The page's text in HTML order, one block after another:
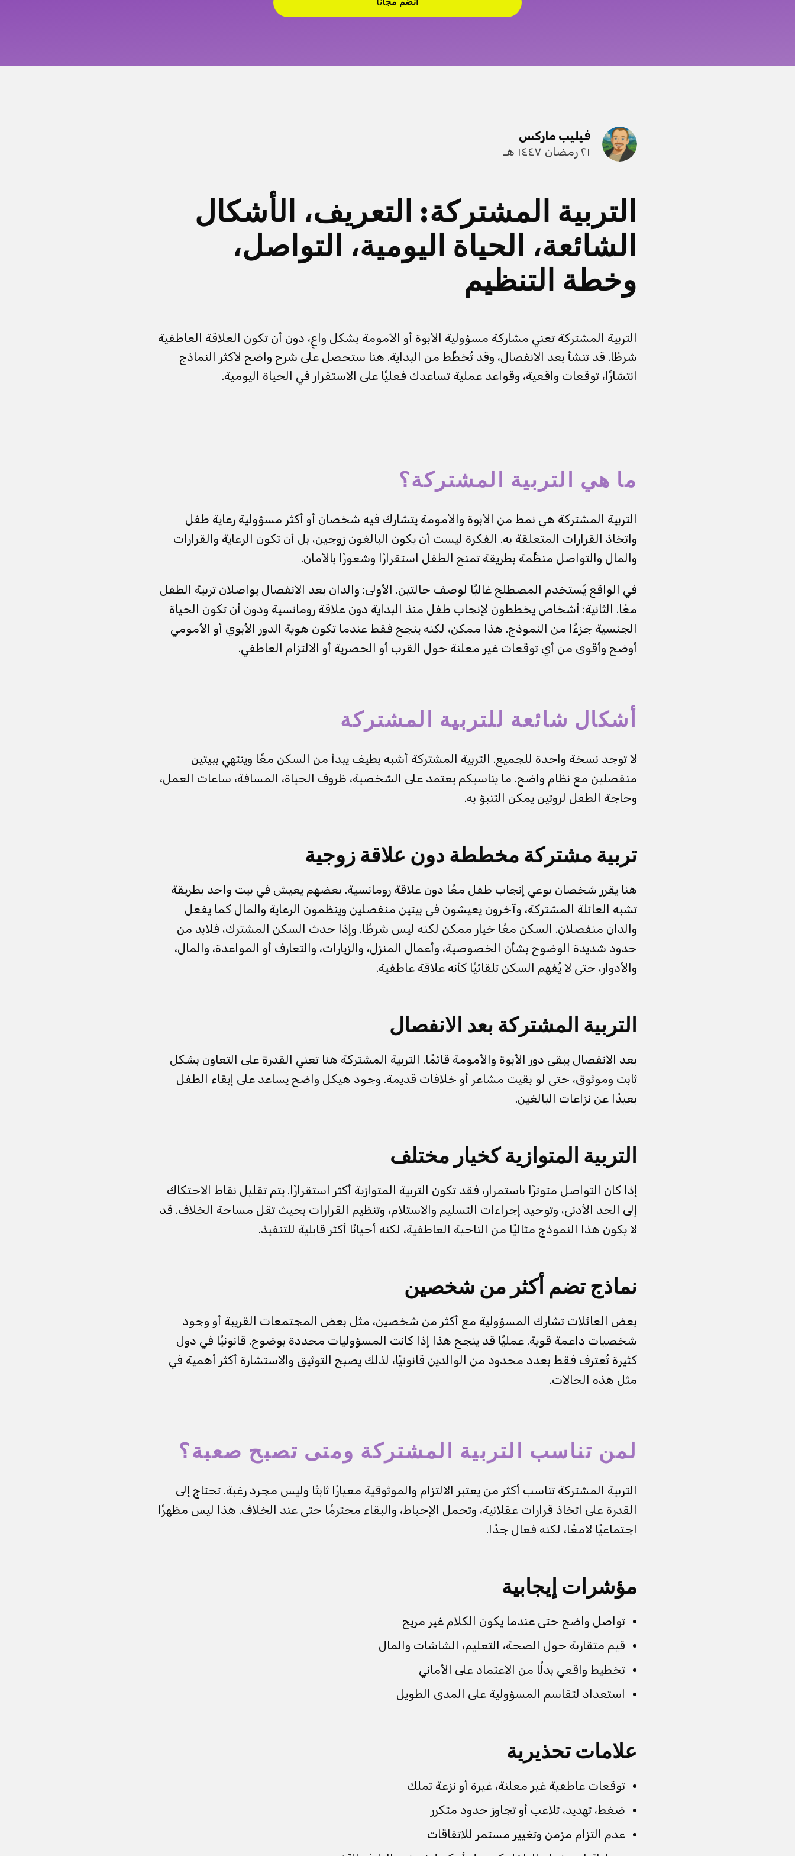
فيليب ماركس
٢١ رمضان ١٤٤٧ هـ
التربية المشتركة: التعريف، الأشكال
الشائعة، الحياة اليومية، التواصل،
وخطة التنظيم
التربية المشتركة تعني مشاركة مسؤولية الأبوة أو الأمومة بشكل واعٍ، دون أن تكون العلاقة العاطفية
شرطًا. قد تنشأ بعد الانفصال، وقد تُخطَّط من البداية. هنا ستحصل على شرح واضح لأكثر النماذج
انتشارًا، توقعات واقعية، وقواعد عملية تساعدك فعليًا على الاستقرار في الحياة اليومية.
ما هي التربية المشتركة؟
التربية المشتركة هي نمط من الأبوة والأمومة يتشارك فيه شخصان أو أكثر مسؤولية رعاية طفل
واتخاذ القرارات المتعلقة به. الفكرة ليست أن يكون البالغون زوجين، بل أن تكون الرعاية والقرارات
والمال والتواصل منظَّمة بطريقة تمنح الطفل استقرارًا وشعورًا بالأمان.
في الواقع يُستخدم المصطلح غالبًا لوصف حالتين. الأولى: والدان بعد الانفصال يواصلان تربية الطفل
معًا. الثانية: أشخاص يخططون لإنجاب طفل منذ البداية دون علاقة رومانسية ودون أن تكون الحياة
الجنسية جزءًا من النموذج. هذا ممكن، لكنه ينجح فقط عندما تكون هوية الدور الأبوي أو الأمومي
أوضح وأقوى من أي توقعات غير معلنة حول القرب أو الحصرية أو الالتزام العاطفي.
أشكال شائعة للتربية المشتركة
لا توجد نسخة واحدة للجميع. التربية المشتركة أشبه بطيف يبدأ من السكن معًا وينتهي ببيتين
منفصلين مع نظام واضح. ما يناسبكم يعتمد على الشخصية، ظروف الحياة، المسافة، ساعات العمل،
وحاجة الطفل لروتين يمكن التنبؤ به.
تربية مشتركة مخططة دون علاقة زوجية
هنا يقرر شخصان بوعي إنجاب طفل معًا دون علاقة رومانسية. بعضهم يعيش في بيت واحد بطريقة
تشبه العائلة المشتركة، وآخرون يعيشون في بيتين منفصلين وينظمون الرعاية والمال كما يفعل
والدان منفصلان. السكن معًا خيار ممكن لكنه ليس شرطًا. وإذا حدث السكن المشترك، فلابد من
حدود شديدة الوضوح بشأن الخصوصية، وأعمال المنزل، والزيارات، والتعارف أو المواعدة، والمال،
والأدوار، حتى لا يُفهم السكن تلقائيًا كأنه علاقة عاطفية.
التربية المشتركة بعد الانفصال
بعد الانفصال يبقى دور الأبوة والأمومة قائمًا. التربية المشتركة هنا تعني القدرة على التعاون بشكل
ثابت وموثوق، حتى لو بقيت مشاعر أو خلافات قديمة. وجود هيكل واضح يساعد على إبقاء الطفل
بعيدًا عن نزاعات البالغين.
التربية المتوازية كخيار مختلف
إذا كان التواصل متوترًا باستمرار، فقد تكون التربية المتوازية أكثر استقرارًا. يتم تقليل نقاط الاحتكاك
إلى الحد الأدنى، وتوحيد إجراءات التسليم والاستلام، وتنظيم القرارات بحيث تقل مساحة الخلاف. قد
لا يكون هذا النموذج مثاليًا من الناحية العاطفية، لكنه أحيانًا أكثر قابلية للتنفيذ.
نماذج تضم أكثر من شخصين
بعض العائلات تشارك المسؤولية مع أكثر من شخصين، مثل بعض المجتمعات القريبة أو وجود
شخصيات داعمة قوية. عمليًا قد ينجح هذا إذا كانت المسؤوليات محددة بوضوح. قانونيًا في دول
كثيرة تُعترف فقط بعدد محدود من الوالدين قانونيًا، لذلك يصبح التوثيق والاستشارة أكثر أهمية في
مثل هذه الحالات.
لمن تناسب التربية المشتركة ومتى تصبح صعبة؟
التربية المشتركة تناسب أكثر من يعتبر الالتزام والموثوقية معيارًا ثابتًا وليس مجرد رغبة. تحتاج إلى
القدرة على اتخاذ قرارات عقلانية، وتحمل الإحباط، والبقاء محترمًا حتى عند الخلاف. هذا ليس مظهرًا
اجتماعيًا لامعًا، لكنه فعال جدًا.
مؤشرات إيجابية
تواصل واضح حتى عندما يكون الكلام غير مريح
قيم متقاربة حول الصحة، التعليم، الشاشات والمال
تخطيط واقعي بدلًا من الاعتماد على الأماني
استعداد لتقاسم المسؤولية على المدى الطويل
علامات تحذيرية
توقعات عاطفية غير معلنة، غيرة أو نزعة تملك
ضغط، تهديد، تلاعب أو تجاوز حدود متكرر
عدم التزام مزمن وتغيير مستمر للاتفاقات